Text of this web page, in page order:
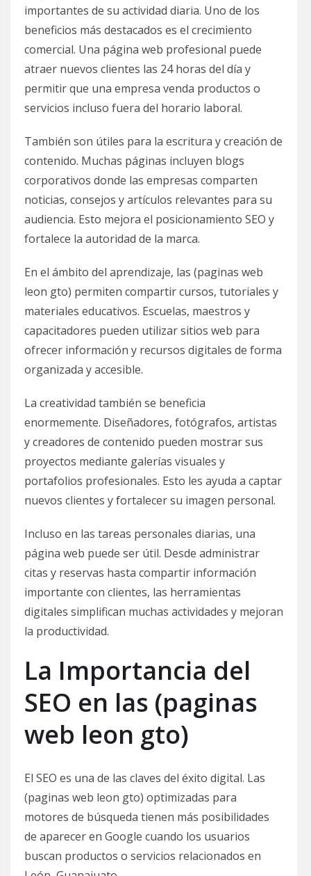
importantes de su actividad diaria. Uno de los
beneficios más destacados es el crecimiento
comercial. Una página web profesional puede
atraer nuevos clientes las 24 horas del día y
permitir que una empresa venda productos o
servicios incluso fuera del horario laboral.
También son útiles para la escritura y creación de
contenido. Muchas páginas incluyen blogs
corporativos donde las empresas comparten
noticias, consejos y artículos relevantes para su
audiencia. Esto mejora el posicionamiento SEO y
fortalece la autoridad de la marca.
En el ámbito del aprendizaje, las (paginas web
leon gto) permiten compartir cursos, tutoriales y
materiales educativos. Escuelas, maestros y
capacitadores pueden utilizar sitios web para
ofrecer información y recursos digitales de forma
organizada y accesible.
La creatividad también se beneficia
enormemente. Diseñadores, fotógrafos, artistas
y creadores de contenido pueden mostrar sus
proyectos mediante galerías visuales y
portafolios profesionales. Esto les ayuda a captar
nuevos clientes y fortalecer su imagen personal.
Incluso en las tareas personales diarias, una
página web puede ser útil. Desde administrar
citas y reservas hasta compartir información
importante con clientes, las herramientas
digitales simplifican muchas actividades y mejoran
la productividad.
La Importancia del
SEO en las (paginas
web leon gto)
El SEO es una de las claves del éxito digital. Las
(paginas web leon gto) optimizadas para
motores de búsqueda tienen más posibilidades
de aparecer en Google cuando los usuarios
buscan productos o servicios relacionados en